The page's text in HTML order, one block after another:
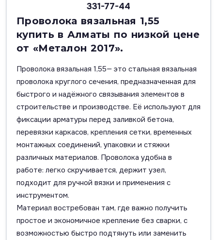
331-77-44
Проволока вязальная 1,55
купить в Алматы по низкой цене
от «Металон 2017».
Проволока вязальная 1,55— это стальная вязальная
проволока круглого сечения, предназначенная для
быстрого и надёжного связывания элементов в
строительстве и производстве. Её используют для
фиксации арматуры перед заливкой бетона,
перевязки каркасов, крепления сетки, временных
монтажных соединений, упаковки и стяжки
различных материалов. Проволока удобна в
работе: легко скручивается, держит узел,
подходит для ручной вязки и применения с
инструментом.
Материал востребован там, где важно получить
простое и экономичное крепление без сварки, с
возможностью быстро подтянуть или заменить